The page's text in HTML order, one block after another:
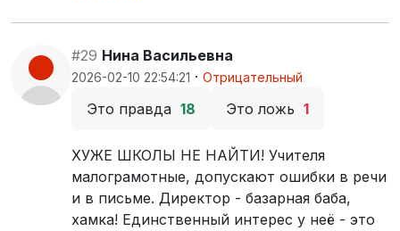
#29 Нина Васильевна
2026-02-10 22:54:21 · Отрицательный
Это правда 18 Это ложь 1
ХУЖЕ ШКОЛЫ НЕ НАЙТИ! Учителя
малограмотные, допускают ошибки в речи
и в письме. Директор - базарная баба,
хамка! Единственный интерес у неё - это